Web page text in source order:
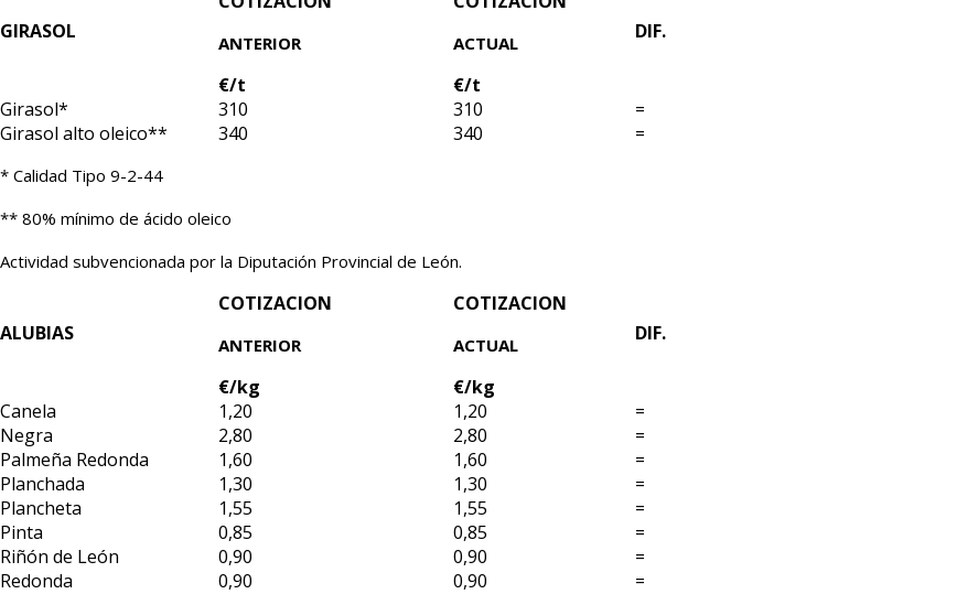
GIRASOL ANTERIOR ACTUAL DIF.
€/t
€/t
Girasol*
310 310
=
Girasol alto oleico**
340 340 =
* Calidad Tipo 9-2-44
** 80% mínimo de ácido oleico
Actividad subvencionada por la Diputación Provincial de León.
ALUBIAS
COTIZACION
ANTERIOR
COTIZACION
ACTUAL DIF.
€/kg
€/kg
Canela
1,20 1,20
=
Negra
2,80 2,80
=
Palmeña Redonda
1,60 1,60
=
Planchada
1,30 1,30
=
Plancheta
1,55 1,55
=
Pinta
0,85 0,85
=
Riñón de León
0,90 0,90
=
Redonda
0,90 0,90 =